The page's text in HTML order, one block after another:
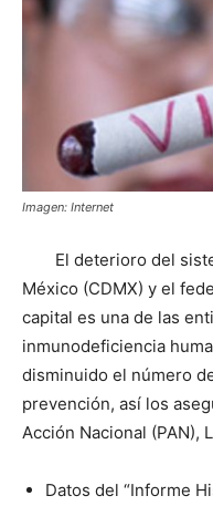
Imagen: Internet
El deterioro del
México (CDMX) y el
capital es una de las
inmunodeficiencia
disminuido el número
prevención, así los
Acción Nacional (PAN),
Datos del “Informe